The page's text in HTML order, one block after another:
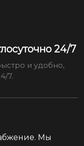
24/7
и удобно,
7.
Мы